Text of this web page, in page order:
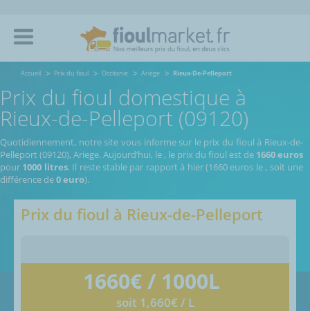
Accueil Prix du fioul Occitanie Ariege Rieux-De-Pelleport
Prix du fioul domestique à
Rieux-de-Pelleport (09120)
Quotidiennement, notre site vous informe sur le prix du fioul à Rieux-de-
Pelleport (09120), Ariege.Aujourd’hui, le , le prix du fioul est de 1660 euros
pour 1000 litres. Il reste stable par rapport à hier (1660 euros le, soit une
différence de0 euro).
Prix du fioul à Rieux-de-Pelleport
1660€ / 1000L
soit 1,660€ / L